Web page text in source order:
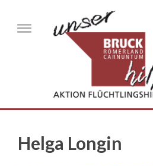
Menu
Helga Longin